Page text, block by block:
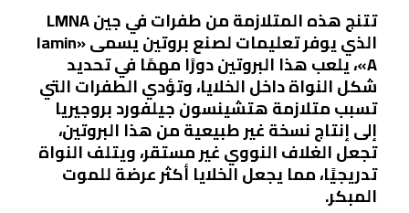
تتنج هذه المتلازمة من طفرات في جين LMNA
الذي يوفر تعليمات لصنع بروتين يسمى «lamin
A»، يلعب هذا البروتين دورًا مهمًا في تحديد
شكل النواة داخل الخلايا، وتؤدي الطفرات التي
تسبب متلازمة هتشينسون جيلفورد بروجيريا
إلى إنتاج نسخة غير طبيعية من هذا البروتين،
تجعل الغلاف النووي غير مستقر، ويتلف النواة
تدريجيًا، مما يجعل الخلايا أكثر عرضة للموت
المبكر.